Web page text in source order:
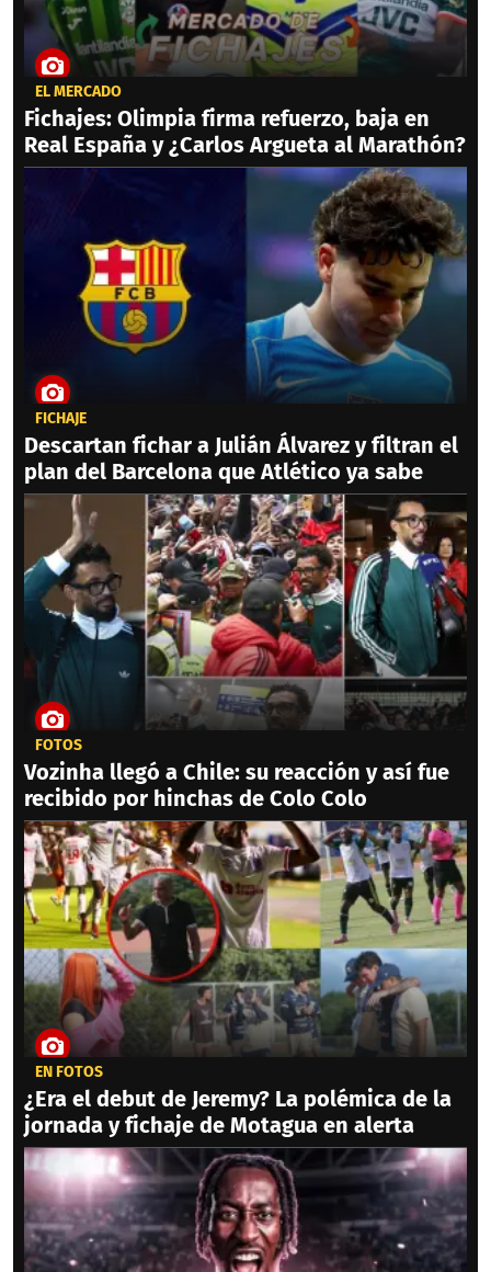
EL MERCADO
Fichajes: Olimpia firma refuerzo, baja en
Real España y ¿Carlos Argueta al Marathón?
FICHAJE
Descartan fichar a Julián Álvarez y filtran el
plan del Barcelona que Atlético ya sabe
FOTOS
Vozinha llegó a Chile: su reacción y así fue
recibido por hinchas de Colo Colo
EN FOTOS
¿Era el debut de Jeremy? La polémica de la
jornada y fichaje de Motagua en alerta